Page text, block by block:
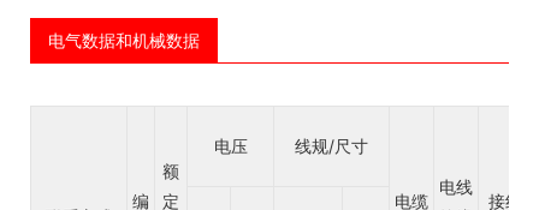
电气数据和机械数据
编
额
定
电压 线规/尺寸
电缆
电线
接线